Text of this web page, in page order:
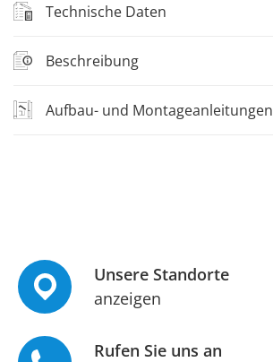
Technische Daten
Beschreibung
Aufbau- und Montageanleitungen
Unsere Standorte
anzeigen
Rufen Sie uns an